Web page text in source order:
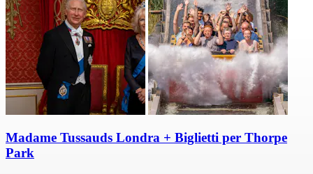
Madame Tussauds Londra + Biglietti per Thorpe
Park